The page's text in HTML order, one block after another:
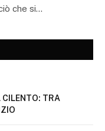
che si…
CILENTO: TRA